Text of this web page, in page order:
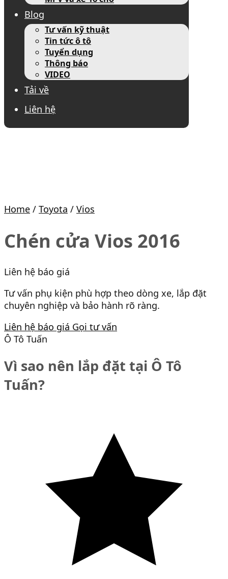
Blog
Tư vấn kỹ thuật
Tin tức ô tô
Tuyển dụng
Thông báo
VIDEO
Tải về
Liên hệ
Home / Toyota / Vios
Chén cửa Vios 2016
Liên hệ báo giá
Tư vấn phụ kiện phù hợp theo dòng xe, lắp đặt
chuyên nghiệp và bảo hành rõ ràng.
Liên hệ báo giá Gọi tư vấn
Ô Tô Tuấn
Vì sao nên lắp đặt tại Ô Tô
Tuấn?